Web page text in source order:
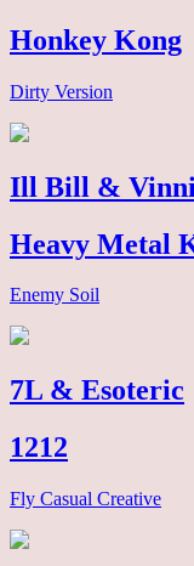
Honkey Kong
Dirty Version
Ill Bill &
Heavy Metal
Enemy Soil
7L & Esoteric
1212
Fly Casual Creative